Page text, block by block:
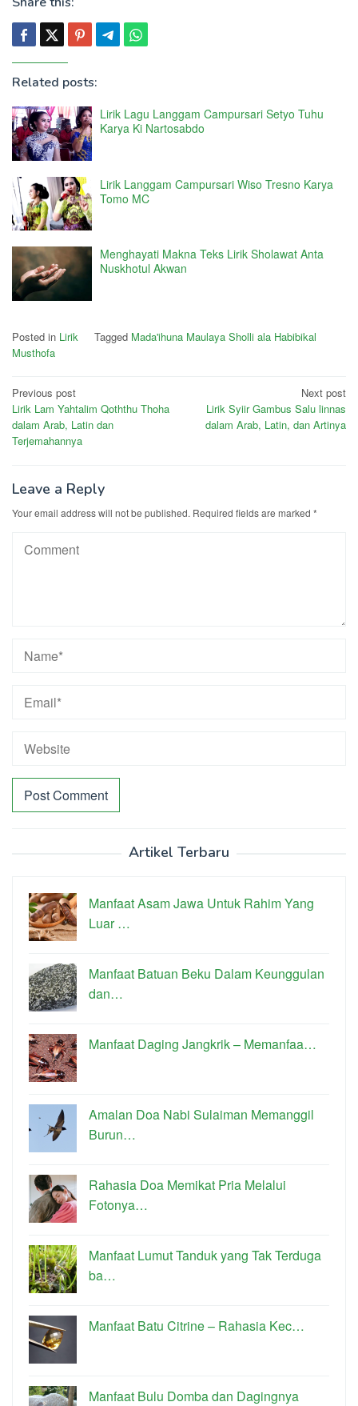
Related posts:
Lirik Lagu Langgam Campursari Setyo Tuhu
Karya Ki Nartosabdo
Lirik Langgam Campursari Wiso Tresno Karya
Tomo MC
Menghayati Makna Teks Lirik Sholawat Anta
Nuskhotul Akwan
Posted in Lirik Tagged Mada'ihuna Maulaya Sholli ala Habibikal
Musthofa
Post
navigation
Previous post
Lirik Lam Yahtalim Qoththu Thoha
dalam Arab, Latin dan
Terjemahannya
Next post
Lirik Syiir Gambus Salu linnas
dalam Arab, Latin, dan Artinya
Leave a Reply
Your email address will not be published. Required fields are marked *
Artikel Terbaru
Manfaat Asam Jawa Untuk Rahim Yang
Luar …
Manfaat Batuan Beku Dalam Keunggulan
dan…
Manfaat Daging Jangkrik – Memanfaa…
Amalan Doa Nabi Sulaiman Memanggil
Burun…
Rahasia Doa Memikat Pria Melalui
Fotonya…
Manfaat Lumut Tanduk yang Tak Terduga
ba…
Manfaat Batu Citrine – Rahasia Kec…
Manfaat Bulu Domba dan Dagingnya